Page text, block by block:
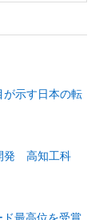
示す日本の転
発 高知工科